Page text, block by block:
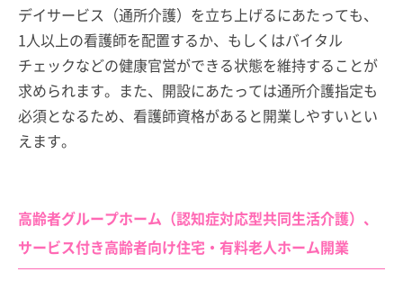
デイサービス（通所介護）を立ち上げるにあたっても、
1人以上の看護師を配置するか、もしくはバイタル
チェックなどの健康官営ができる状態を維持することが
求められます。また、開設にあたっては通所介護指定も
必須となるため、看護師資格があると開業しやすいとい
えます。
高齢者グループホーム（認知症対応型共同生活介護）、
サービス付き高齢者向け住宅・有料老人ホーム開業